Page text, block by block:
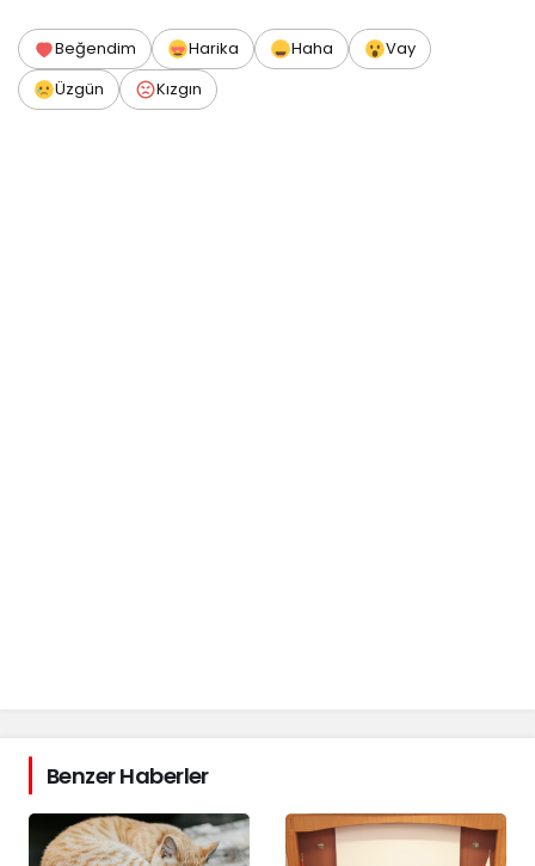
Beğendim Harika Haha
Vay
Üzgün
Kızgın
Benzer Haberler